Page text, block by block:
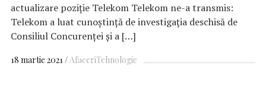
actualizare poziţie Telekom Telekom ne-a transmis:
Telekom a luat cunoștință de investigația deschisă de
Consiliul Concurenței și a […]
18 martie 2021 AfaceriTehnologie